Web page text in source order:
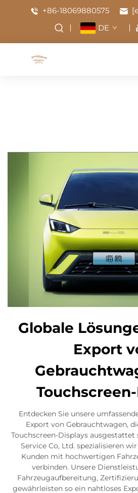
+86-18069880575
DE
Globale
Export
Entdecken Sie unsere
Export von Gebrauchtwagen,
Touchscreen-Displays
Service Co, Ltd. spezialisieren
Kunden mit hochwertigen
verbinden. Unsere
Fahrzeugaufbereitung,
gewährleisten so ein nahtloses